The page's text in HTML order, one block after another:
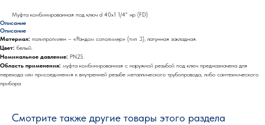
Муфта комбинированная под ключ d 40х1 1/4" нр (FD)
Описание
Описание
Материал: полипропилен – «Рандом сополимер» (тип 3), латунная закладная.
Цвет: белый.
Номинальное давление: PN25.
Область применения: муфта комбинированная с наружной резьбой под ключ предназначена для
перехода или присоединения к внутренней резьбе металлического трубопровода, либо сантехнического
прибора.
Смотрите также другие товары этого раздела